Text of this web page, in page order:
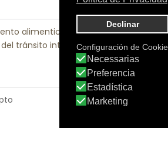
alimenticio Control de peso|
tránsito intestinal